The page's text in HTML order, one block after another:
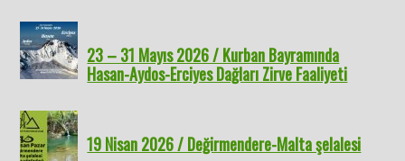
23 – 31 Mayıs 2026 / Kurban Bayramında
Hasan-Aydos-Erciyes Dağları Zirve Faaliyeti
19 Nisan 2026 / Değirmendere-Malta şelalesi